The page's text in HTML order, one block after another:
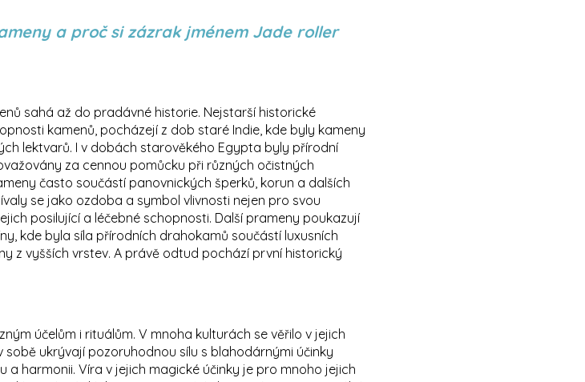
a proč si zázrak jménem Jade roller
sahá až do pradávné historie. Nejstarší historické
kamenů, pocházejí z dob staré Indie, kde byly kameny
lektvarů. I v dobách starověkého Egypta byly přírodní
za cennou pomůcku při různých očistných
často součástí panovnických šperků, korun a dalších
se jako ozdoba a symbol vlivnosti nejen pro svou
posilující a léčebné schopnosti. Další prameny poukazují
kde byla síla přírodních drahokamů součástí luxusních
z vyšších vrstev. A právě odtud pochází první historický
účelům i rituálům. V mnoha kulturách se věřilo v jejich
sobě ukrývají pozoruhodnou sílu s blahodárnými účinky
a harmonii. Víra v jejich magické účinky je pro mnoho jejich